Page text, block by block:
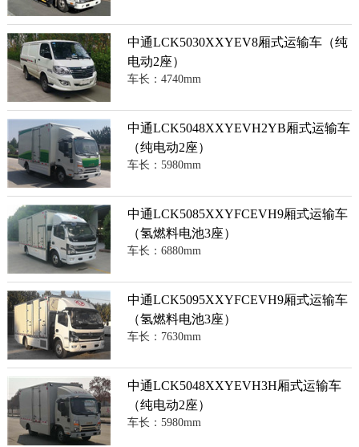
中通LCK5030XXYEV8厢式运输车（纯
电动2座）
车长：4740mm
中通LCK5048XXYEVH2YB厢式运输车
（纯电动2座）
车长：5980mm
中通LCK5085XXYFCEVH9厢式运输车
（氢燃料电池3座）
车长：6880mm
中通LCK5095XXYFCEVH9厢式运输车
（氢燃料电池3座）
车长：7630mm
中通LCK5048XXYEVH3H厢式运输车
（纯电动2座）
车长：5980mm